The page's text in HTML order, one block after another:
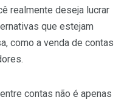
realmente deseja lucrar
que estejam
como a venda de contas
contas não é apenas